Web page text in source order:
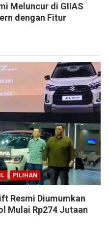
Meluncur di GIIAS
dengan Fitur
PILIHAN
Resmi Diumumkan
Mulai Rp274 Jutaan